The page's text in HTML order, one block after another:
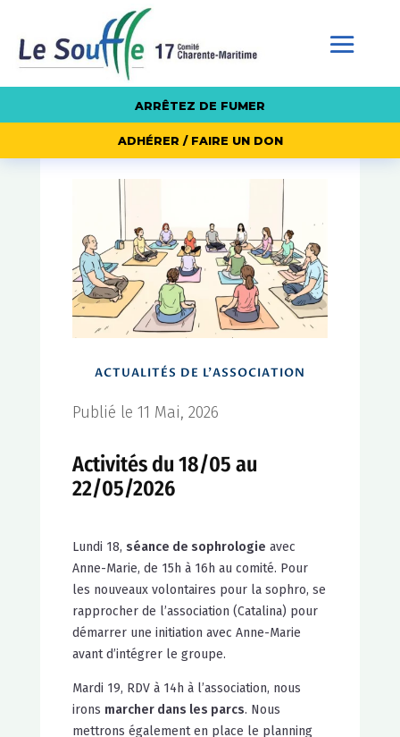
ARRÊTEZ DE FUMER
ADHÉRER / FAIRE UN DON
ACTUALITÉS DE L'ASSOCIATION
Publié le 11 Mai, 2026
Activités du 18/05 au
22/05/2026
Lundi 18, séance de sophrologie avec
Anne-Marie, de 15h à 16h au comité. Pour
les nouveaux volontaires pour la sophro, se
rapprocher de l’association (Catalina) pour
démarrer une initiation avec Anne-Marie
avant d’intégrer le groupe.
Mardi 19, RDV à 14h à l’association, nous
irons marcher dans les parcs. Nous
mettrons également en place le planning